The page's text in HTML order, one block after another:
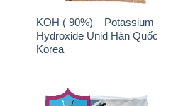
KOH ( 90%) – Potassium
Hydroxide Unid Hàn Quốc
Korea